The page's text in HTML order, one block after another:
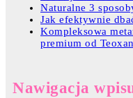
Naturalne 3
Jak efektywnie
Kompleksowa
premium od
Nawigacja